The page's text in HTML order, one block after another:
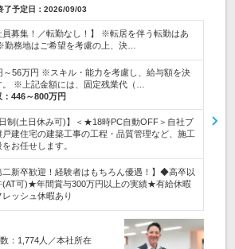
予定日：2026/09/03
員募集！／転勤なし！】 ※転居を伴う転勤はあ
勤務地はご希望を考慮の上、決…
～56万円 ※スキル・能力を考慮し、給与額を決
。 ※上記金額には、固定残業代（…
446～800万円
日制(土日休み可)】＜★18時PC自動OFF＞自社ブ
戸建住宅の建築工事の工程・品質管理など、施工
お任せします。
二新卒歓迎！経験者はもちろん優遇！】◆高卒以
(AT可)★年間賞与300万円以上の実績★有給休暇
レッシュ休暇あり
：1,774人／本社所在